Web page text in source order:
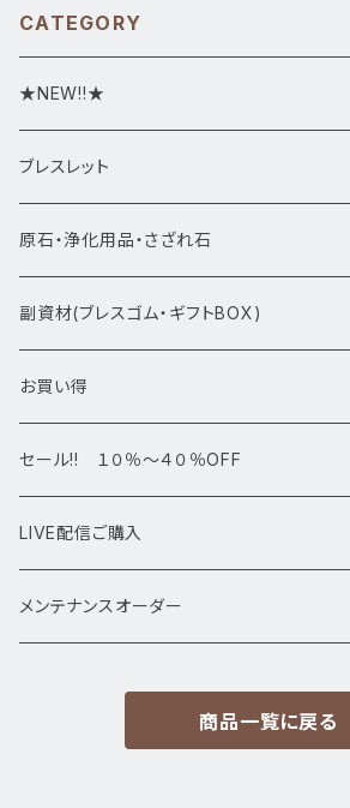
CATEGORY
★NEW!!★
★新入荷1/28~
ブレスレット
ブレスレット1点物
アマビエシリーズ
デザインブレス
高級・高品質ブレスレット
サイズ
13㎜以上
原石・浄化用品・さざれ石
浄化さざれ石
ポイント・タワー・タンブル
スフィア 丸玉
置物
原石・クラスター
副資材(ブレスゴム・ギフトBOX)
お買い得
セール!! １０％～４０％OFF
LIVE配信ご購入
メンテナンスオーダー
商品一覧に戻る